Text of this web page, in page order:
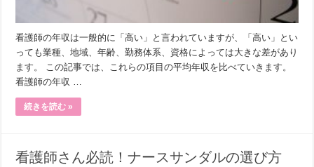
看護師の年収は一般的に「高い」と言われていますが、「高い」とい
っても業種、地域、年齢、勤務体系、資格によっては大きな差があり
ます。 この記事では、これらの項目の平均年収を比べていきます。
看護師の年収 …
続きを読む »
看護師さん必読！ナースサンダルの選び方